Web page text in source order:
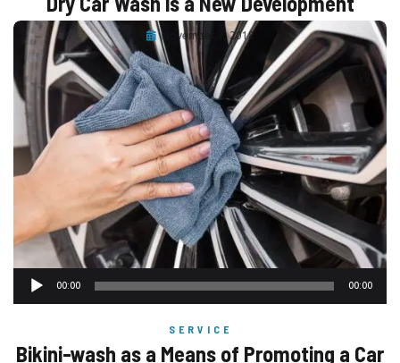
November 7, 2018
Audio
Player
00:00 00:00
SERVICE
Bikini-wash as a Means of Promoting a Car